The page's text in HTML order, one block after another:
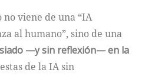
viene de una “IA
al humano”, sino de una
—y sin reflexión— en la
de la IA sin